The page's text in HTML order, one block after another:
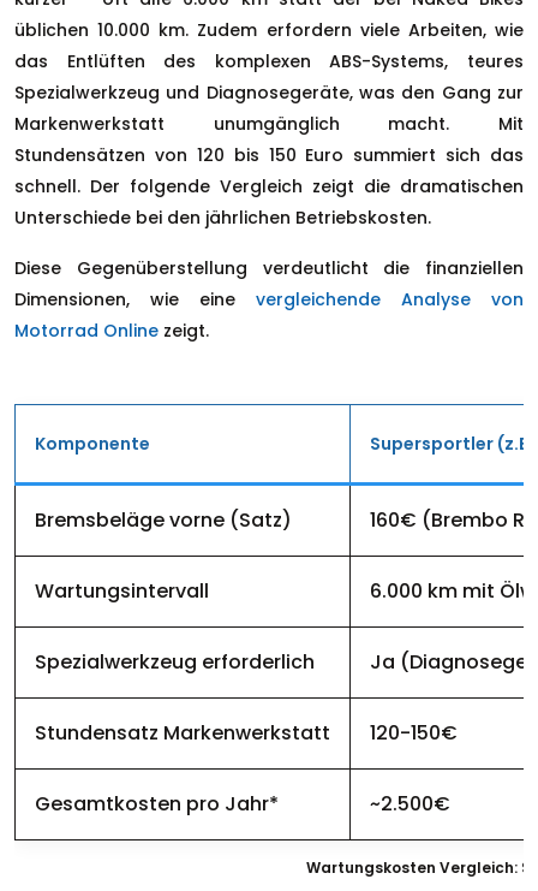
üblichen 10.000 km. Zudem erfordern viele Arbeiten, wie
das Entlüften des komplexen ABS-Systems, teures
Spezialwerkzeug und Diagnosegeräte, was den Gang zur
Markenwerkstatt unumgänglich macht. Mit
Stundensätzen von 120 bis 150 Euro summiert sich das
schnell. Der folgende Vergleich zeigt die dramatischen
Unterschiede bei den jährlichen Betriebskosten.
Diese Gegenüberstellung verdeutlicht die finanziellen
Dimensionen, wie eine vergleichende Analyse von
Motorrad Online zeigt.
Wartungskosten Vergleich:
Komponente Supersportler
Bremsbeläge vorne (Satz) 160€ (Brembo
Wartungsintervall 6.000 km mit
Spezialwerkzeug erforderlich Ja
Stundensatz Markenwerkstatt 120-150€
Gesamtkosten pro Jahr* ~2.500€